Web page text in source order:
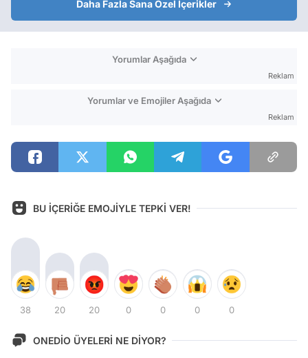
Daha Fazla Sana Özel İçerikler
Yorumlar Aşağıda
Reklam
Yorumlar ve Emojiler Aşağıda
Reklam
BU İÇERİĞE EMOJİYLE TEPKİ VER!
38 20 20 0 0 0 0
ONEDİO ÜYELERİ NE DİYOR?